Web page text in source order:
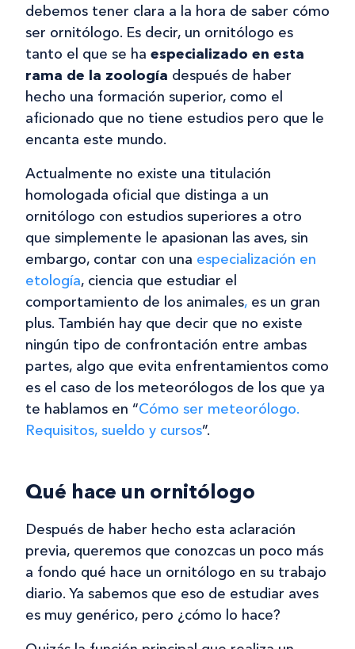
debemos tener clara a la hora de saber cómo
ser ornitólogo. Es decir, un ornitólogo es
tanto el que se ha especializado en esta
rama de la zoología después de haber
hecho una formación superior, como el
aficionado que no tiene estudios pero que le
encanta este mundo.
Actualmente no existe una titulación
homologada oficial que distinga a un
ornitólogo con estudios superiores a otro
que simplemente le apasionan las aves, sin
embargo, contar con una especialización en
etología, ciencia que estudiar el
comportamiento de los animales, es un gran
plus. También hay que decir que no existe
ningún tipo de confrontación entre ambas
partes, algo que evita enfrentamientos como
es el caso de los meteorólogos de los que ya
te hablamos en “Cómo ser meteorólogo.
Requisitos, sueldo y cursos”.
Qué hace un ornitólogo
Después de haber hecho esta aclaración
previa, queremos que conozcas un poco más
a fondo qué hace un ornitólogo en su trabajo
diario. Ya sabemos que eso de estudiar aves
es muy genérico, pero ¿cómo lo hace?